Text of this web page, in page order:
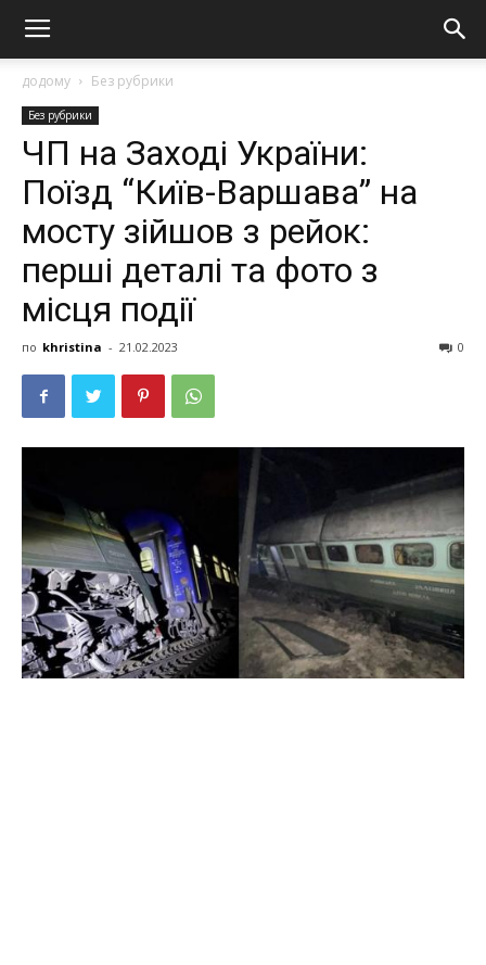
додому Без рубрики
Без рубрики
ЧП на Заході України:
Поїзд “Київ-Варшава” на
мосту зійшов з рейок:
перші деталі та фото з
місця події
по khristina - 21.02.2023 0